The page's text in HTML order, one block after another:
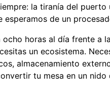
la tiranía del
esperamos de un
ocho horas al día frente
un ecosistema.
almacenamiento
tu mesa en un nido